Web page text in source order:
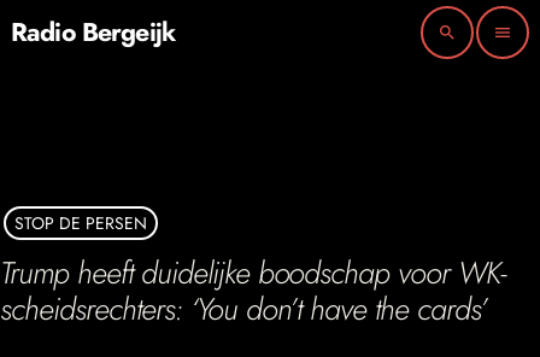
Radio Bergeijk search menu
STOP DE PERSEN
Trump heeft duidelijke boodschap voor WK-
scheidsrechters: ‘You don’t have the cards’